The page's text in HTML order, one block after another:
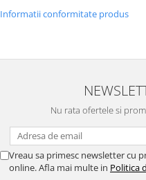
Informatii conformitate produs
Nu rata ofertele si
Vreau sa primesc newsletter cu
online. Afla mai multe in Politica